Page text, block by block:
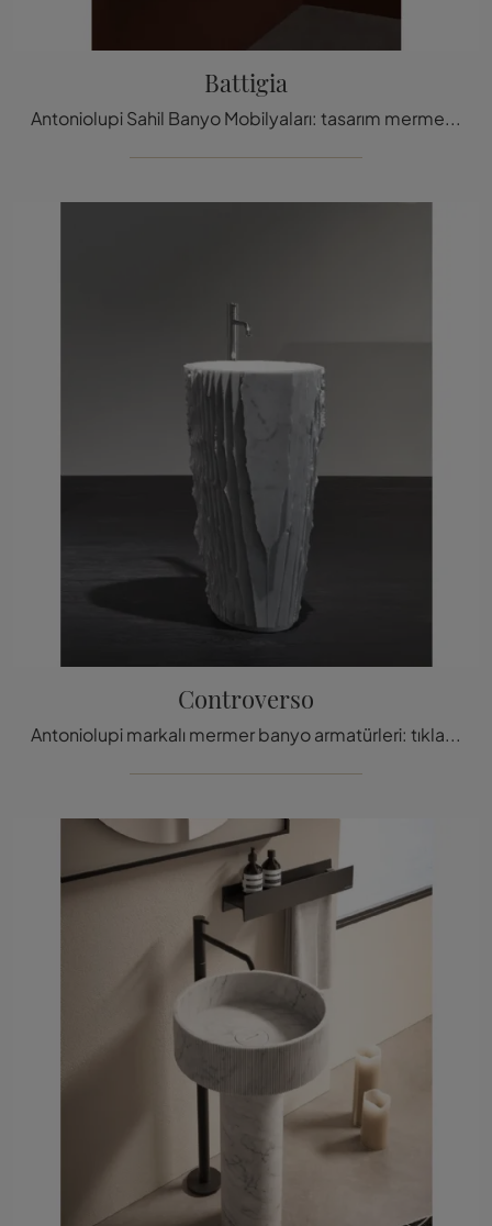
Battigia
Antoniolupi Sahil Banyo Mobilyaları: tasarım mermer banyo mobilyalarını keşfedin ve wellness odas
Controverso
Antoniolupi markalı mermer banyo armatürleri: tıklayın ve sağlık odası için tartışmalı banyo mobilyalarını ke